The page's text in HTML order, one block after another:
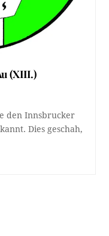
(XIII.)
den Innsbrucker
Dies geschah,